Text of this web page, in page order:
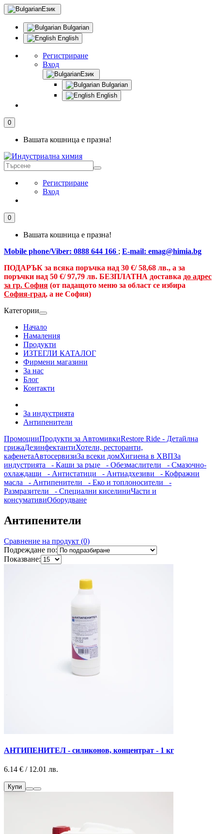
Език
Bulgarian
English
Регистриране
Вход
Език
Bulgarian
English
0
Вашата кошница е празна!
Регистриране
Вход
0
Вашата кошница е празна!
Mobile phone/Viber: 0888 644 166 ; E-mail: emag@himia.bg
ПОДАРЪК за всяка поръчка над 30 €/58,68 лв., а за
поръчки над 50 €/ 97,79 лв. БЕЗПЛАТНА доставка до адрес
за гр. София (от падащото меню за област се избира
София-град, а не София)
Категории
Начало
Намаления
Продукти
ИЗТЕГЛИ КАТАЛОГ
Фирмени магазини
За нас
Блог
Контакти
За индустрията
Антипенители
ПромоцииПродукти за АвтомивкиRestore Ride - Детайлна
грижаДезинфектантиХотели, ресторанти,
кафенетаАвтосервизиЗа всеки домХигиена в ХВПЗа
индустрията - Каши за ръце - Обезмаслители - Смазочно-
охлаждащи - Антистатици - Антиадхезиви - Кофражни
масла - Антипенители - Еко и топлоносители -
Размразители - Специални киселиниЧасти и
консумативиОборудване
Антипенители
Сравнение на продукт (0)
Подреждане по:
Показване:
АНТИПЕНИТЕЛ - силиконов, концентрат - 1 кг
6.14 € / 12.01 лв.
Купи